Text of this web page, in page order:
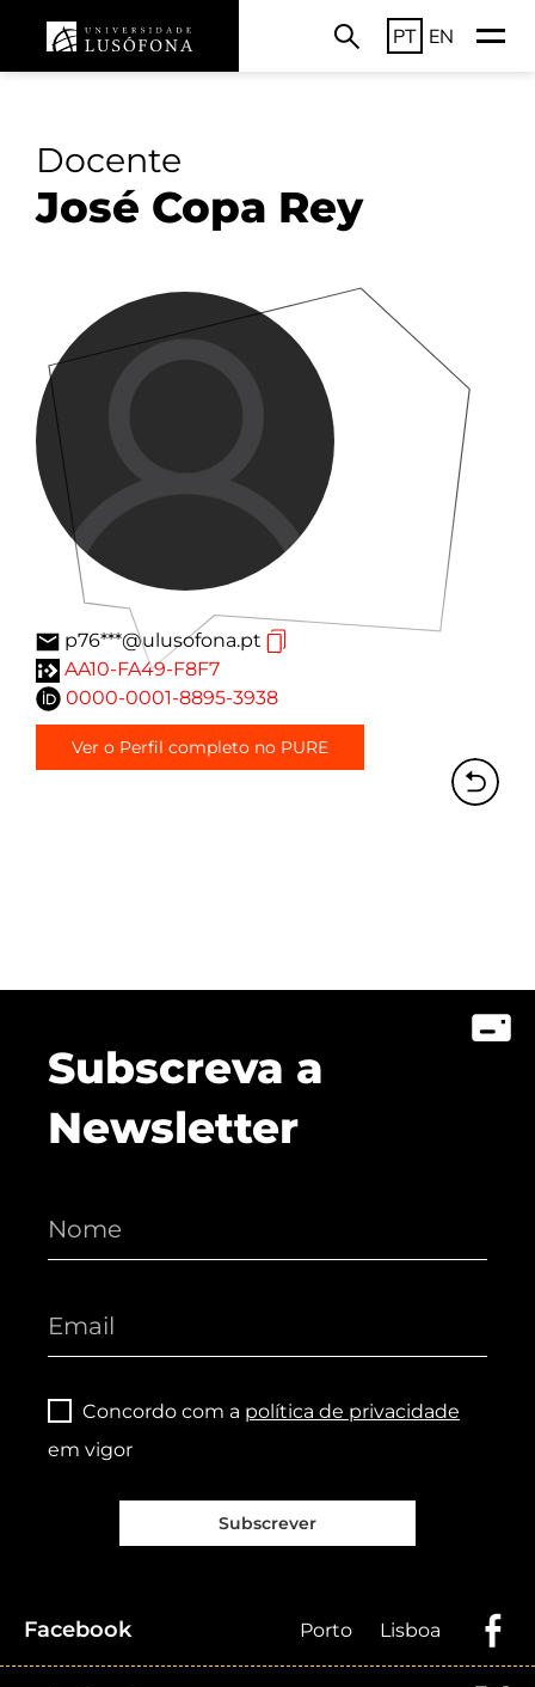
PT EN
Docente
José Copa Rey
p76***@ulusofona.pt
AA10-FA49-F8F7
0000-0001-8895-3938
Ver o Perfil completo no PURE
Subscreva a
Newsletter
Concordo com a política de privacidade
em vigor
Subscrever
Facebook Porto Lisboa